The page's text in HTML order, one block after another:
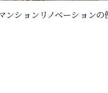
ションリノベーションの